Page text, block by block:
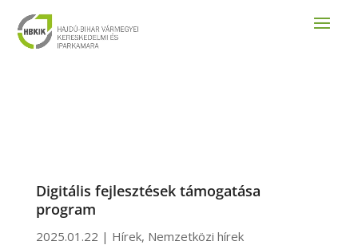
Digitális fejlesztések támogatása
program
2025.01.22 | Hírek, Nemzetközi hírek